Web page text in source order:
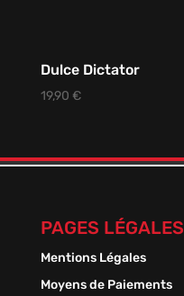
Dulce Dictator
19,90 €
PAGES LÉGALES
Mentions Légales
Moyens de Paiements